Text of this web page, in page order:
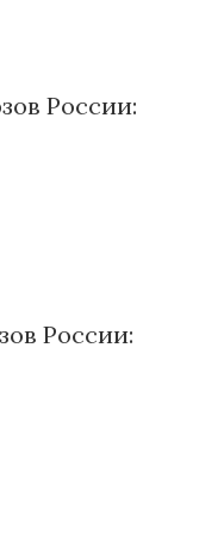
России:
России: